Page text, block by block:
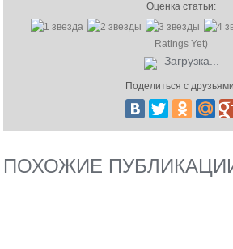
Оценка статьи:
Ratings Yet)
Загрузка...
Поделиться с
ПОХОЖИЕ